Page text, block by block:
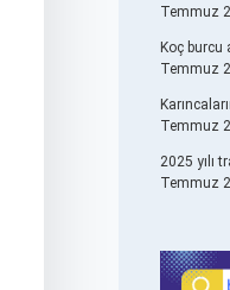
Temmuz
Koç burcu
Temmuz
Temmuz
2025 yılı
Temmuz